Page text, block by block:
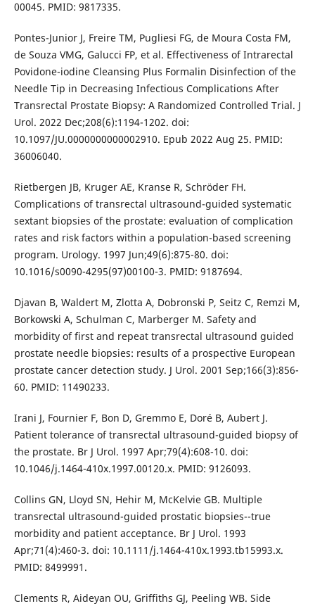
00045. PMID: 9817335.
Pontes-Junior J, Freire TM, Pugliesi FG, de Moura Costa FM,
de Souza VMG, Galucci FP, et al. Effectiveness of Intrarectal
Povidone-iodine Cleansing Plus Formalin Disinfection of the
Needle Tip in Decreasing Infectious Complications After
Transrectal Prostate Biopsy: A Randomized Controlled Trial. J
Urol. 2022 Dec;208(6):1194-1202. doi:
10.1097/JU.0000000000002910. Epub 2022 Aug 25. PMID:
36006040.
Rietbergen JB, Kruger AE, Kranse R, Schröder FH.
Complications of transrectal ultrasound-guided systematic
sextant biopsies of the prostate: evaluation of complication
rates and risk factors within a population-based screening
program. Urology. 1997 Jun;49(6):875-80. doi:
10.1016/s0090-4295(97)00100-3. PMID: 9187694.
Djavan B, Waldert M, Zlotta A, Dobronski P, Seitz C, Remzi M,
Borkowski A, Schulman C, Marberger M. Safety and
morbidity of first and repeat transrectal ultrasound guided
prostate needle biopsies: results of a prospective European
prostate cancer detection study. J Urol. 2001 Sep;166(3):856-
60. PMID: 11490233.
Irani J, Fournier F, Bon D, Gremmo E, Doré B, Aubert J.
Patient tolerance of transrectal ultrasound-guided biopsy of
the prostate. Br J Urol. 1997 Apr;79(4):608-10. doi:
10.1046/j.1464-410x.1997.00120.x. PMID: 9126093.
Collins GN, Lloyd SN, Hehir M, McKelvie GB. Multiple
transrectal ultrasound-guided prostatic biopsies--true
morbidity and patient acceptance. Br J Urol. 1993
Apr;71(4):460-3. doi: 10.1111/j.1464-410x.1993.tb15993.x.
PMID: 8499991.
Clements R, Aideyan OU, Griffiths GJ, Peeling WB. Side